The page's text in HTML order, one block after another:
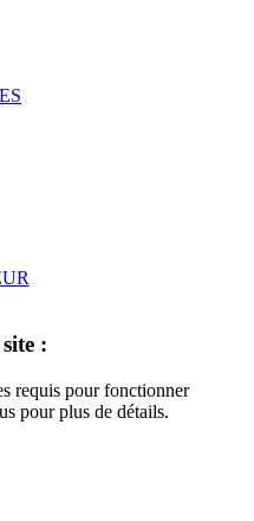
:
requis pour fonctionner
pour plus de détails.